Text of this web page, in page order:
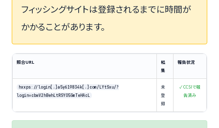
フィッシングサイトは登録されるまでに時間が
かかることがあります。
照合URL
結
果
報告状況
hxxps://login[.]a5y619834k[.]com/LYtSxu/?
login=cbwV2hBehLtRSYO5GmTeHAcL
未
登
録
✓ CCSIで報
告済み